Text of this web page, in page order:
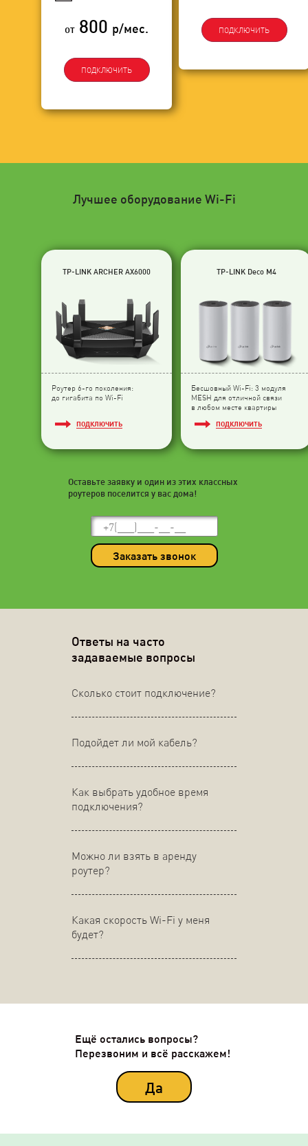
от 800 р/мес.
ПОДКЛЮЧИТЬ
ПОДКЛЮЧИТЬ
Лучшее оборудование Wi-Fi
TP-LINK ARCHER AX6000
Роутер 6-го поколения:
до гигабита по Wi-Fi
ПОДКЛЮЧИТЬ
TP-LINK Deco M4
Бесшовный Wi-Fi: 3 модуля
МESH для отличной связи
в любом месте квартиры
ПОДКЛЮЧИТЬ
Оставьте заявку и один из этих классных
роутеров поселится у вас дома!
Заказать звонок
Ответы на часто
задаваемые вопросы
Сколько стоит подключение?
Подойдет ли мой кабель?
Как выбрать удобное время
подключения?
Можно ли взять в аренду
роутер?
Какая скорость Wi-Fi у меня
будет?
Ещё остались вопросы?
Перезвоним и всё расскажем!
Да